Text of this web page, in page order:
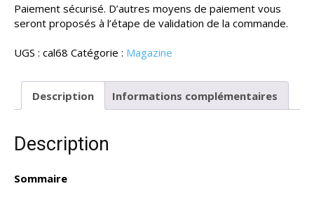
68
Paiement sécurisé. D’autres moyens de paiement vous
seront proposés à l’étape de validation de la commande.
UGS : cal68 Catégorie : Magazine
Description Informations complémentaires
Description
Sommaire